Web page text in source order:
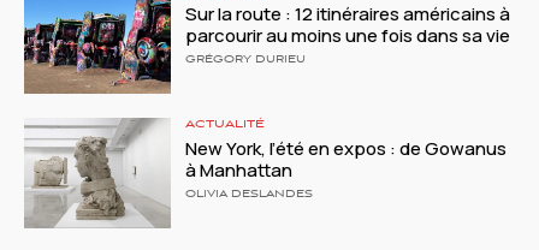
Sur la route : 12 itinéraires américains à
parcourir au moins une fois dans sa vie
GRÉGORY DURIEU
ACTUALITÉ
New York, l’été en expos : de Gowanus
à Manhattan
OLIVIA DESLANDES